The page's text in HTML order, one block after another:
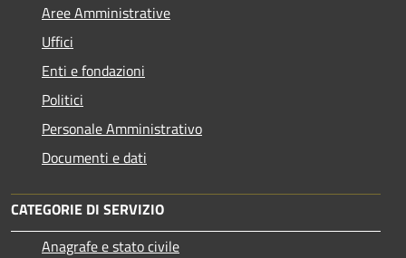
Aree Amministrative
Uffici
Enti e fondazioni
Politici
Personale Amministrativo
Documenti e dati
CATEGORIE DI SERVIZIO
Anagrafe e stato civile